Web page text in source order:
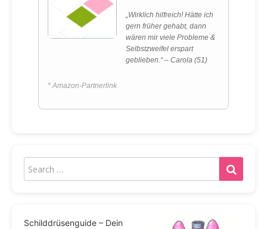
„Wirklich hilfreich! Hätte ich
gern früher gehabt, dann
wären mir viele Probleme &
Selbstzweifel erspart
geblieben.“ – Carola (51)
* Amazon-Partnerlink
Schilddrüsenguide – Dein